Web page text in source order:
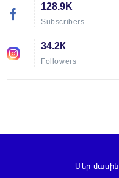
128.9K
Subscribers
34.2К
Followers
Մեր մասին